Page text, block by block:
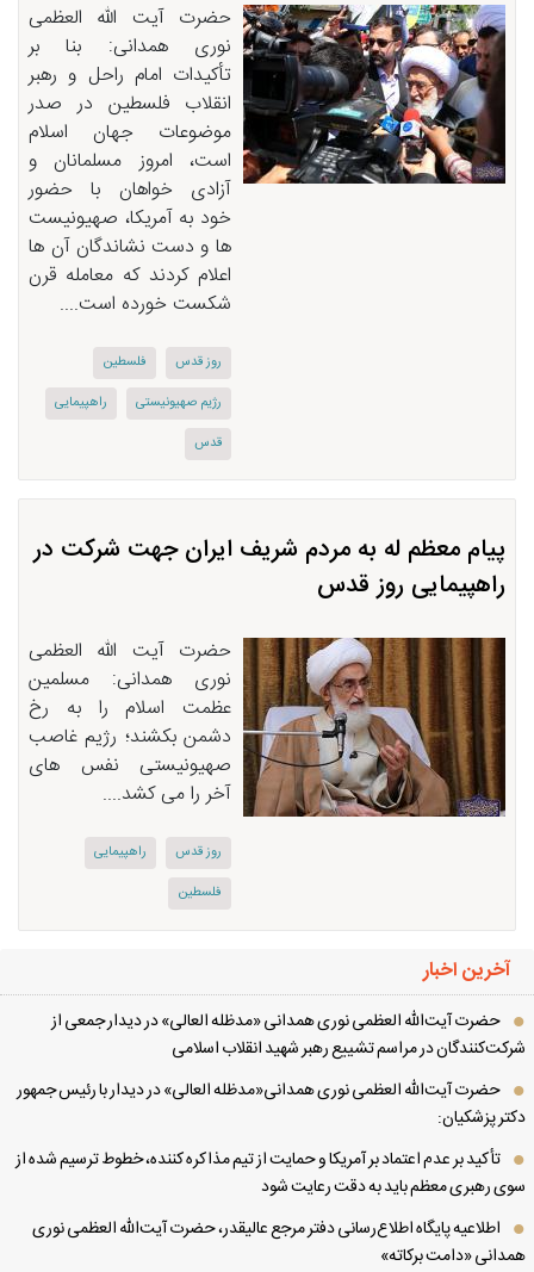
حضرت آیت الله العظمی
نوری همدانی: بنا بر
تأکیدات امام راحل و رهبر
انقلاب فلسطین در صدر
موضوعات جهان اسلام
است، امروز مسلمانان و
آزادی خواهان با حضور
خود به آمریکا، صهیونیست
ها و دست نشاندگان آن ها
اعلام کردند که معامله قرن
شکست خورده است....
روز قدس
فلسطین
رژیم صهیونیستی
راهپیمایی
قدس
پیام معظم له به مردم شریف ایران جهت شركت در
راهپیمایی روز قدس
حضرت آیت الله العظمی
نوری همدانی: مسلمین
عظمت اسلام را به رخ
دشمن بکشند؛ رژیم غاصب
صهیونیستی نفس های
آخر را می کشد....
روز قدس
راهپیمایی
فلسطین
آخرین اخبار
حضرت آیت‌الله العظمی نوری همدانی «مدظله العالی» در دیدار جمعی از
در مراسم تشییع رهبر شهید انقلاب اسلامی
حضرت آیت‌الله العظمی نوری همدانی«مدظله العالی» در دیدار با رئیس جمهور
پزشکیان:
تأکید بر عدم اعتماد بر آمریکا و حمایت از تیم مذاکره کننده، خطوط ترسیم شده از
رهبری معظم باید به دقت رعایت شود
اطلاعیه پایگاه اطلاع‌رسانی دفتر مرجع عالیقدر، حضرت آیت‌الله العظمی نوری
«دامت برکاته»